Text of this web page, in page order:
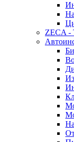
ZECA -